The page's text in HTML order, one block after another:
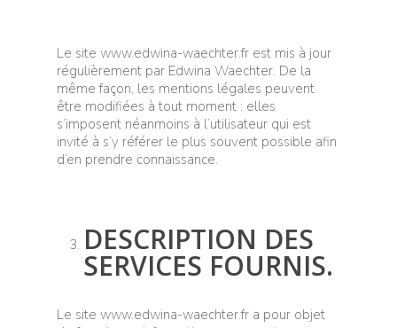
Le site www.edwina-waechter.fr est mis à jour
régulièrement par Edwina Waechter. De la
même façon, les mentions légales peuvent
être modifiées à tout moment : elles
s’imposent néanmoins à l’utilisateur qui est
invité à s’y référer le plus souvent possible afin
d’en prendre connaissance.
DESCRIPTION DES
SERVICES FOURNIS.
Le site www.edwina-waechter.fr a pour objet